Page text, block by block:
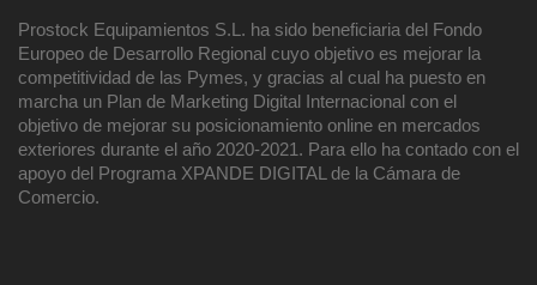
Prostock Equipamientos S.L. ha sido beneficiaria del Fondo
Europeo de Desarrollo Regional cuyo objetivo es mejorar la
competitividad de las Pymes, y gracias al cual ha puesto en
marcha un Plan de Marketing Digital Internacional con el
objetivo de mejorar su posicionamiento online en mercados
exteriores durante el año 2020-2021. Para ello ha contado con el
apoyo del Programa XPANDE DIGITAL de la Cámara de
Comercio.